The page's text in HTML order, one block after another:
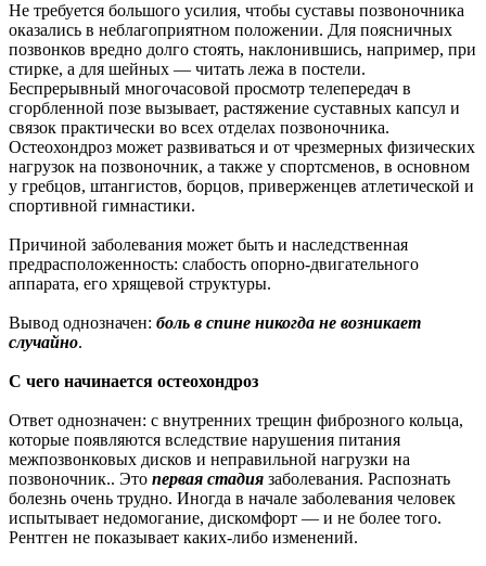
Не требуется большого усилия, чтобы суставы позвоночника
оказались в неблагоприятном положении. Для поясничных
позвонков вредно долго стоять, наклонившись, например, при
стирке, а для шейных — читать лежа в постели.
Беспрерывный многочасовой просмотр телепередач в
сгорбленной позе вызывает, растяжение суставных капсул и
связок практически во всех отделах позвоночника.
Остеохондроз может развиваться и от чрезмерных физических
нагрузок на позвоночник, а также у спортсменов, в основном
у гребцов, штангистов, борцов, приверженцев атлетической и
спортивной гимнастики.
Причиной заболевания может быть и наследственная
предрасположенность: слабость опорно-двигательного
аппарата, его хрящевой структуры.
Вывод однозначен: боль в спине никогда не возникает
случайно.
С чего начинается остеохондроз
Ответ однозначен: с внутренних трещин фиброзного кольца,
которые появляются вследствие нарушения питания
межпозвонковых дисков и неправильной нагрузки на
позвоночник.. Это первая стадия заболевания. Распознать
болезнь очень трудно. Иногда в начале заболевания человек
испытывает недомогание, дискомфорт — и не более того.
Рентген не показывает каких-либо изменений.